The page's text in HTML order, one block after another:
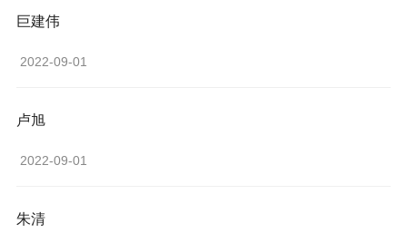
巨建伟
2022-09-01
卢旭
2022-09-01
朱清